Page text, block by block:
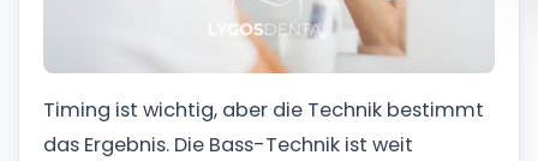
Timing ist wichtig, aber die Technik bestimmt
das Ergebnis. Die Bass-Technik ist weit